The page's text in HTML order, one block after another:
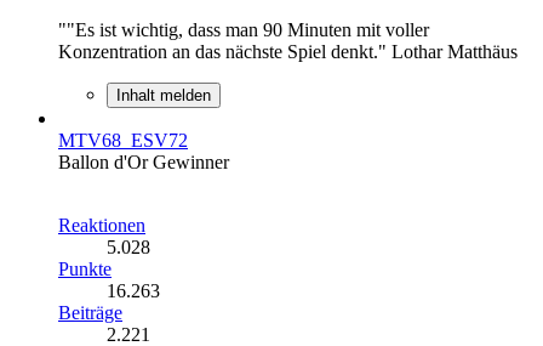
""Es ist wichtig, dass man 90 Minuten mit voller
Konzentration an das nächste Spiel denkt." Lothar Matthäus
Inhalt melden
MTV68_ESV72
Ballon d'Or Gewinner
Reaktionen
5.028
Punkte
16.263
Beiträge
2.221